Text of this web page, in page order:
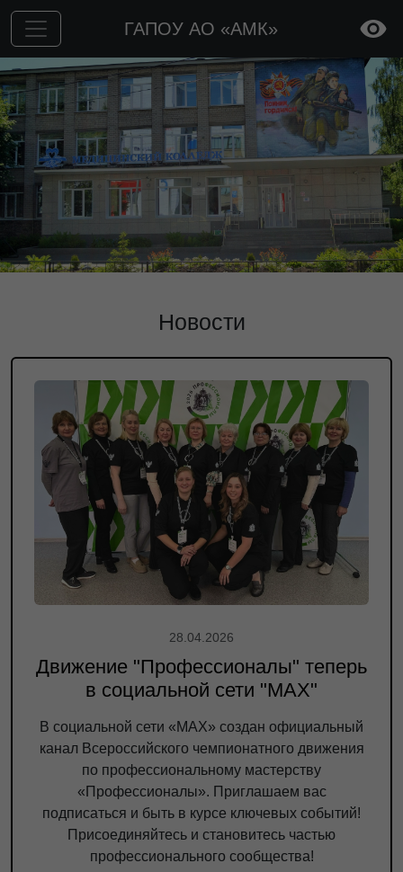
ГАПОУ АО «АМК»
Новости
28.04.2026
Движение "Профессионалы" теперь
в социальной сети "МАХ"
В социальной сети «МАХ» создан официальный
канал Всероссийского чемпионатного движения
по профессиональному мастерству
«Профессионалы». Приглашаем вас
подписаться и быть в курсе ключевых событий!
Присоединяйтесь и становитесь частью
профессионального сообщества!